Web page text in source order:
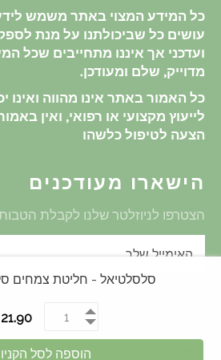
כל המידע המצוי באתר משמש
עושים כל שביכולתנו על מנת
ועדכני אך איננו מתחייבים שכל
מדוייק, שלם ומעודכן.
כל האמור באתר אינו מהווה ואינו
לייעוץ מקצועי או רפואי, ואין
הצעה לטיפול כלשהו
הישארו מעודכנים
הצטרפו לניוזלטר שלנו לקבלת הטבות
שיטת
סלסלטיאל - חליטת צמחים סליפי
הוספה לסל